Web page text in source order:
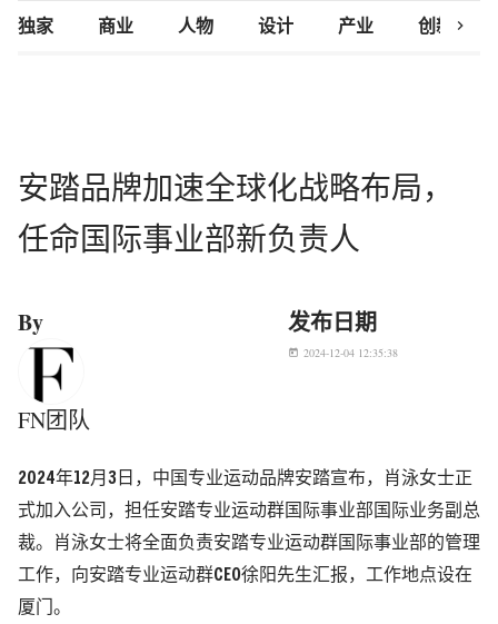
独家 商业 人物 设计 产业 创新研究
chevron_right
安踏品牌加速全球化战略布局，
任命国际事业部新负责人
By
FN团队
发布日期
today 2024-12-04 12:35:38
2024年12月3日，中国专业运动品牌安踏宣布，肖泳女士正
式加入公司，担任安踏专业运动群国际事业部国际业务副总
裁。肖泳女士将全面负责安踏专业运动群国际事业部的管理
工作，向安踏专业运动群CEO徐阳先生汇报，工作地点设在
厦门。